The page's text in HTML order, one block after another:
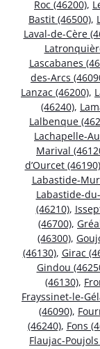
Roc (46200),
Bastit (46500),
Laval-de-Cère
Lascabanes
des-Arcs
Lanzac (46200),
(46240),
Lalbenque
Lachapelle-
Marival
d’Ourcet (46190)
Labastide-
Labastide-
(46210),
(46700),
(46300),
(46130), Girac
Gindou
(46130),
Frayssinet-le-
(46090),
(46240), Fons
Flaujac-